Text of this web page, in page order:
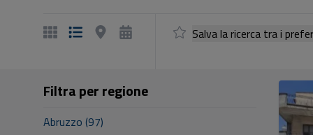
Salva la ricerca tra i
Filtra per regione
Abruzzo (97)